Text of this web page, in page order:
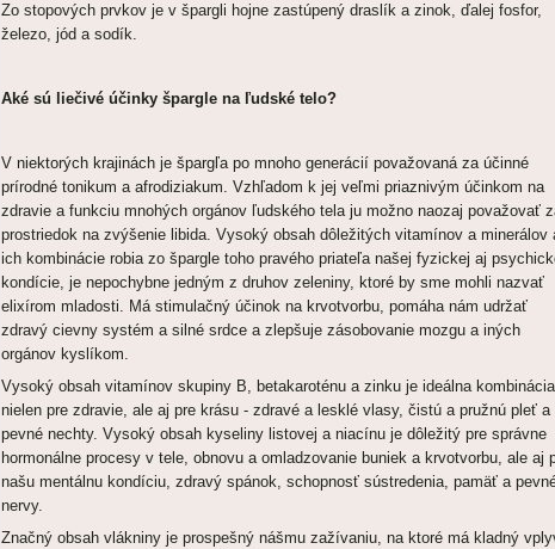
Zo stopových prvkov je v špargli hojne zastúpený draslík a zinok, ďalej fosfor,
železo, jód a sodík.
Aké sú liečivé účinky špargle na ľudské telo?
V niektorých krajinách je špargľa po mnoho generácií považovaná za účinné
prírodné tonikum a afrodiziakum. Vzhľadom k jej veľmi priaznivým účinkom na
zdravie a funkciu mnohých orgánov ľudského tela ju možno naozaj považovať
prostriedok na zvýšenie libida. Vysoký obsah dôležitých vitamínov a minerálov
ich kombinácie robia zo špargle toho pravého priateľa našej fyzickej aj
kondície, je nepochybne jedným z druhov zeleniny, ktoré by sme mohli nazvať
elixírom mladosti. Má stimulačný účinok na krvotvorbu, pomáha nám udržať
zdravý cievny systém a silné srdce a zlepšuje zásobovanie mozgu a iných
orgánov kyslíkom.
Vysoký obsah vitamínov skupiny B, betakaroténu a zinku je ideálna kombinácia
nielen pre zdravie, ale aj pre krásu - zdravé a lesklé vlasy, čistú a pružnú pleť a
pevné nechty. Vysoký obsah kyseliny listovej a niacínu je dôležitý pre správne
hormonálne procesy v tele, obnovu a omladzovanie buniek a krvotvorbu, ale aj
našu mentálnu kondíciu, zdravý spánok, schopnosť sústredenia, pamäť a
nervy.
Značný obsah vlákniny je prospešný nášmu zažívaniu, na ktoré má kladný